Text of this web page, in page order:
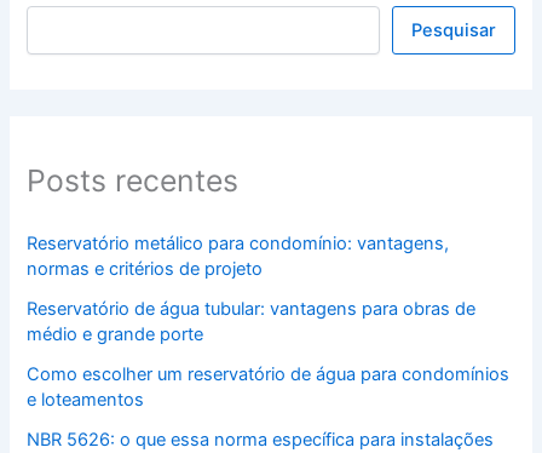
Pesquisar
Posts recentes
Reservatório metálico para condomínio: vantagens,
normas e critérios de projeto
Reservatório de água tubular: vantagens para obras de
médio e grande porte
Como escolher um reservatório de água para condomínios
e loteamentos
NBR 5626: o que essa norma específica para instalações